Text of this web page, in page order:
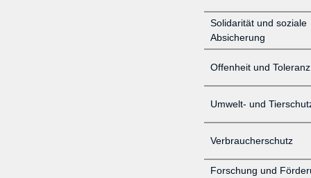
Solidarität und soziale
Absicherung
Offenheit und Toleranz
Umwelt- und
Verbraucherschutz
Forschung und